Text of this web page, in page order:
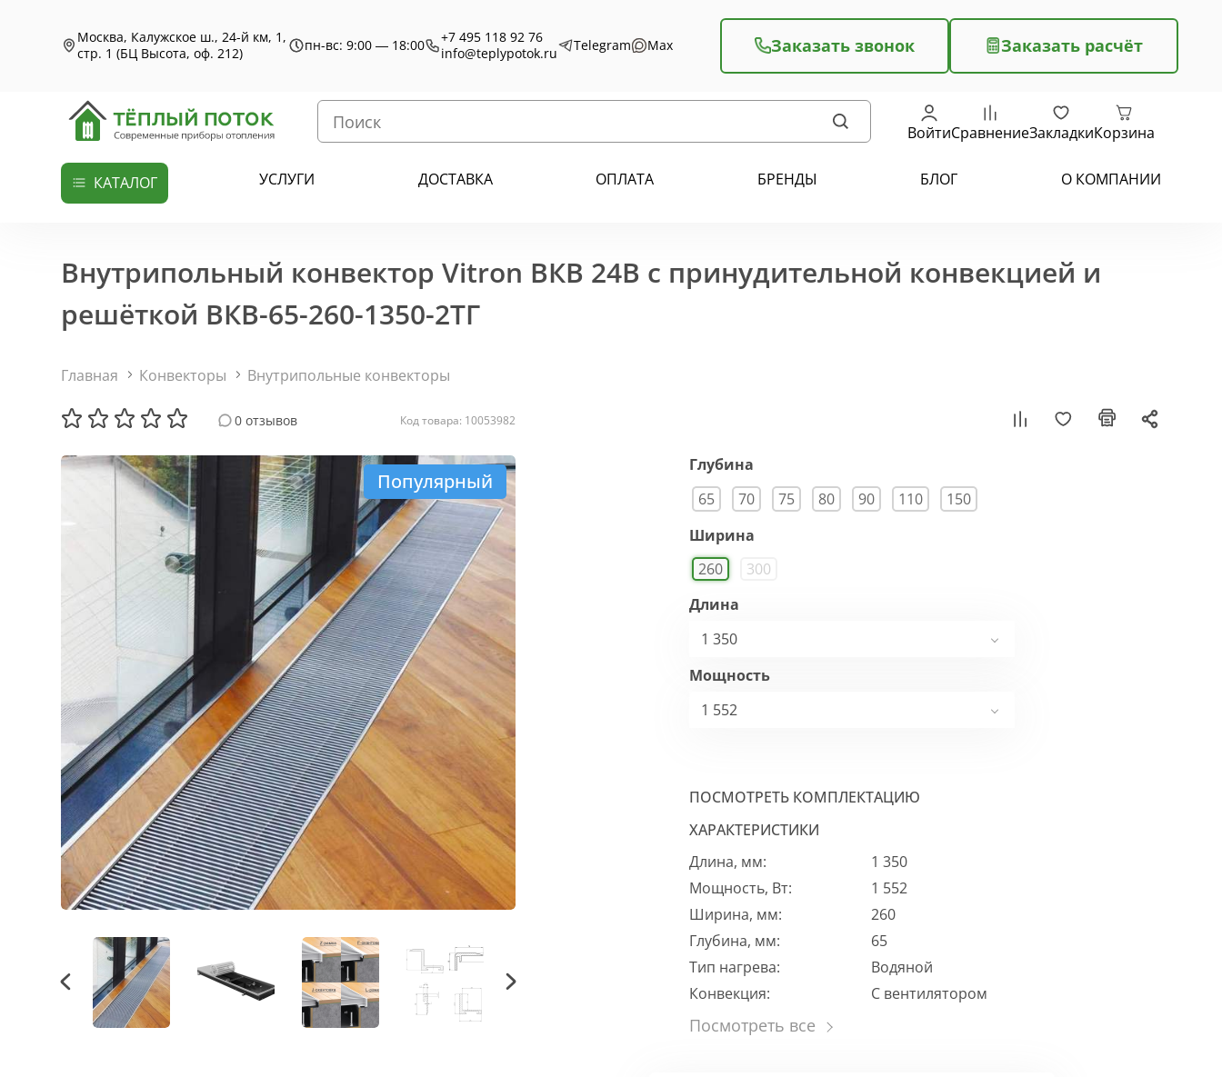
Москва, Калужское ш., 24-й км, 1,
стр. 1 (БЦ Высота, оф. 212)
пн-вс: 9:00 — 18:00
+7 495 118 92 76
info@teplypotok.ru
Telegram Max Заказать звонок Заказать расчёт
ВойтиСравнениеЗакладкиКорзина
КАТАЛОГ УСЛУГИ ДОСТАВКА ОПЛАТА БРЕНДЫ БЛОГ О КОМПАНИИ
Внутрипольный конвектор Vitron ВКВ 24В с принудительной конвекцией и
решёткой ВКВ-65-260-1350-2ТГ
Главная Конвекторы Внутрипольные конвекторы
0 отзывов Код товара: 10053982
Популярный
Глубина
65
70 75 80 90 110
150
Ширина
260
300
Длина
1 350
Мощность
1 552
ПОСМОТРЕТЬ КОМПЛЕКТАЦИЮ
ХАРАКТЕРИСТИКИ
Длина, мм:
1 350
Мощность, Вт:
1 552
Ширина, мм:
260
Глубина, мм:
65
Тип нагрева:
Водяной
Конвекция:
С вентилятором